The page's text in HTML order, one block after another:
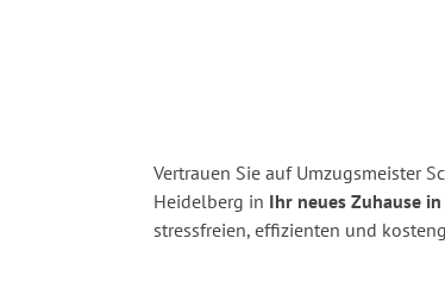
Vertrauen Sie auf Umzugsmeister
Heidelberg in Ihr neues Zuhause in
stressfreien, effizienten und